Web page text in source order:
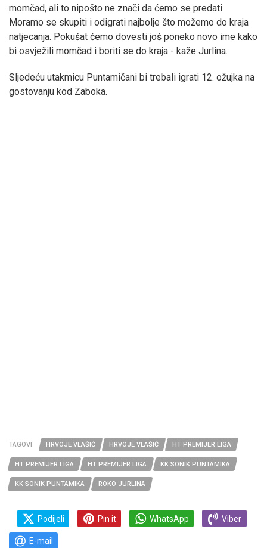
momčad, ali to nipošto ne znači da ćemo se predati.
Moramo se skupiti i odigrati najbolje što možemo do kraja
natjecanja. Pokušat ćemo dovesti još poneko novo ime kako
bi osvježili momčad i boriti se do kraja - kaže Jurlina.
Sljedeću utakmicu Puntamičani bi trebali igrati 12. ožujka na
gostovanju kod Zaboka.
TAGOVI HRVOJE VLAŠIĆ HRVOJE VLAŠIČ HT PREMIJER LIGA
HT PREMIJER LIGA HT PREMIJER LIGA KK SONIK PUNTAMIKA
KK SONIK PUNTAMIKA ROKO JURLINA
Podijeli Pin it WhatsApp Viber
E-mail